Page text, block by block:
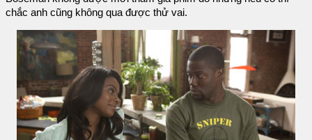
chắc anh cũng không qua được thử vai.